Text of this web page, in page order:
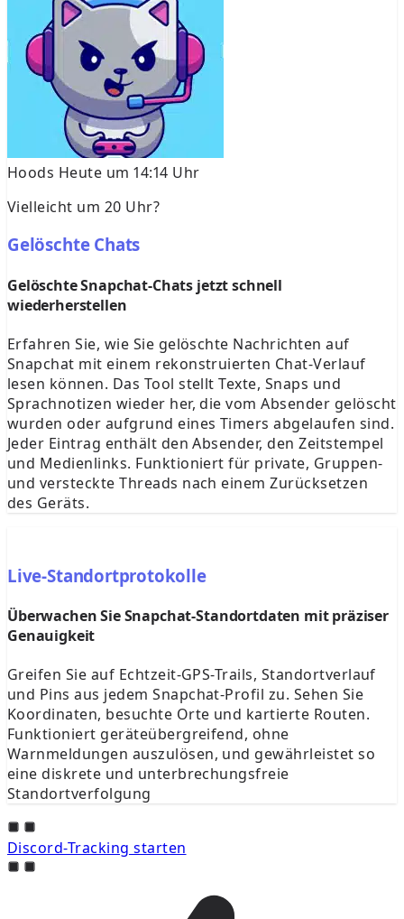
Hoods Heute um 14:14 Uhr
Vielleicht um 20 Uhr?
Gelöschte Chats
Gelöschte Snapchat-Chats jetzt schnell
wiederherstellen
Erfahren Sie, wie Sie gelöschte Nachrichten auf
Snapchat mit einem rekonstruierten Chat-Verlauf
lesen können. Das Tool stellt Texte, Snaps und
Sprachnotizen wieder her, die vom Absender gelöscht
wurden oder aufgrund eines Timers abgelaufen sind.
Jeder Eintrag enthält den Absender, den Zeitstempel
und Medienlinks. Funktioniert für private, Gruppen-
und versteckte Threads nach einem Zurücksetzen
des Geräts.
Live-Standortprotokolle
Überwachen Sie Snapchat-Standortdaten mit präziser
Genauigkeit
Greifen Sie auf Echtzeit-GPS-Trails, Standortverlauf
und Pins aus jedem Snapchat-Profil zu. Sehen Sie
Koordinaten, besuchte Orte und kartierte Routen.
Funktioniert geräteübergreifend, ohne
Warnmeldungen auszulösen, und gewährleistet so
eine diskrete und unterbrechungsfreie
Standortverfolgung
Discord-Tracking starten